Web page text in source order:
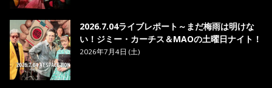
2026.7.04ライブレポート～まだ梅雨は明けな
い！ジミー・カーチス＆MAOの土曜日ナイト！
2026年7月4日 (土)